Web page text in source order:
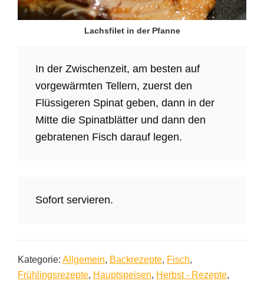
Lachsfilet in der Pfanne
In der Zwischenzeit, am besten auf
vorgewärmten Tellern, zuerst den
Flüssigeren Spinat geben, dann in der
Mitte die Spinatblätter und dann den
gebratenen Fisch darauf legen.
Sofort servieren.
Kategorie: Allgemein, Backrezepte, Fisch,
Frühlingsrezepte, Hauptspeisen, Herbst - Rezepte,